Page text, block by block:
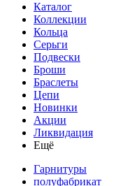
Каталог
Коллекции
Кольца
Серьги
Подвески
Броши
Браслеты
Цепи
Новинки
Акции
Ликвидация
Ещё
Гарнитуры
полуфабрикат